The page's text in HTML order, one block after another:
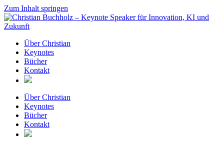
Zum Inhalt springen
Über Christian
Keynotes
Bücher
Kontakt
Über Christian
Keynotes
Bücher
Kontakt